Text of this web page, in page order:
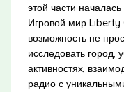
этой части
Игровой мир Liberty
возможность не
исследовать город,
активностях,
радио с